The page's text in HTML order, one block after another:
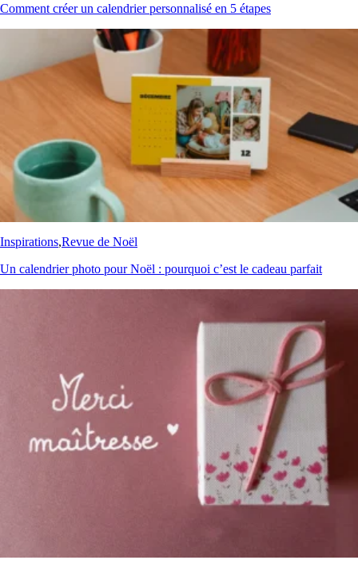
Comment créer un calendrier personnalisé en 5 étapes
Inspirations,Revue de Noël
Un calendrier photo pour Noël : pourquoi c’est le cadeau parfait